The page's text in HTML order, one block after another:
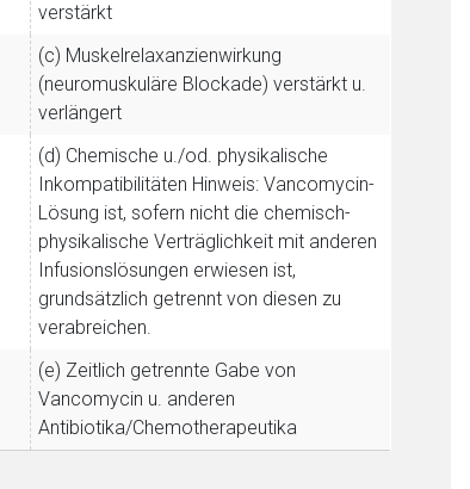
verstärkt
(c) Muskelrelaxanzienwirkung
(neuromuskuläre Blockade) verstärkt u.
verlängert
(d) Chemische u./od. physikalische
Inkompatibilitäten Hinweis: Vancomycin-
Lösung ist, sofern nicht die chemisch-
physikalische Verträglichkeit mit anderen
Infusionslösungen erwiesen ist,
grundsätzlich getrennt von diesen zu
verabreichen.
(e) Zeitlich getrennte Gabe von
Vancomycin u. anderen
Antibiotika/Chemotherapeutika